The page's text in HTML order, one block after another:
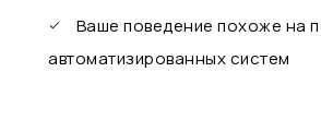
Ваше поведение похоже на
автоматизированных систем